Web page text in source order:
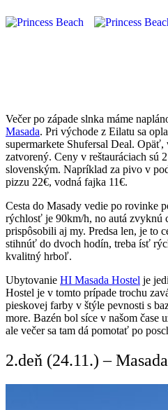
Večer po západe slnka máme
Masada. Pri východe z Eilatu sa
supermarkete Shufersal Deal.
zatvorený. Ceny v reštauráciach sú
slovenským. Napríklad za pivo v
pizzu 22€, vodná fajka 11€.
Cesta do Masady vedie po rovinke
rýchlosť je 90km/h, no autá zvyknú
prispôsobili aj my. Predsa len, je to
stihnúť do dvoch hodín, treba ísť
kvalitný hrboľ.
Ubytovanie HI Masada Hostel je
Hostel je v tomto prípade trochu
pieskovej farby v štýle pevnosti s
more. Bazén bol síce v našom čase
ale večer sa tam dá pomotať po
2.deň (24.11.) –